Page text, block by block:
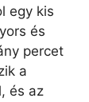
egy kis
és
percet
a
és az